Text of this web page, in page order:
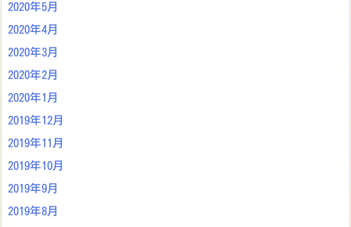
2020年5月
2020年4月
2020年3月
2020年2月
2020年1月
2019年12月
2019年11月
2019年10月
2019年9月
2019年8月